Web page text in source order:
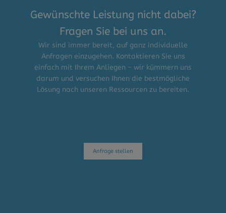
Gewünschte Leistung nicht dabei?
Fragen Sie bei uns an.
Wir sind immer bereit, auf ganz individuelle
Anfragen einzugehen. Kontaktieren Sie uns
einfach mit Ihrem Anliegen - wir kümmern uns
darum und versuchen Ihnen die bestmögliche
Lösung nach unseren Ressourcen zu bereiten.
Anfrage stellen